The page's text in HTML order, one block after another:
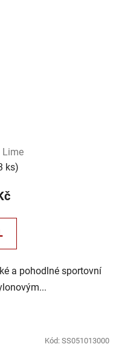
Lime
ks)
a pohodlné sportovní
Kód: SS051013000